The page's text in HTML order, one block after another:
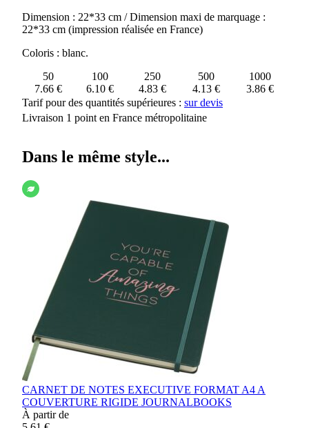
Dimension : 22*33 cm / Dimension maxi de marquage :
22*33 cm (impression réalisée en France)
Coloris : blanc.
50
100 250 500
1000
7.66 €
6.10 € 4.83 € 4.13 €
3.86 €
Tarif pour des quantités supérieures : sur devis
Livraison 1 point en France métropolitaine
Dans le même style...
CARNET DE NOTES EXECUTIVE FORMAT A4 A
COUVERTURE RIGIDE JOURNALBOOKS
À partir de